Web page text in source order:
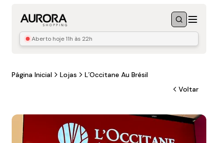
BuscarMenu
Aberto hoje11h às 22h
Página Inicial Lojas
L´occitane Au Brésil
Voltar